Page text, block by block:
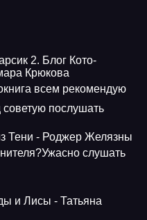
2. Блог Кото-
Крюкова
всем рекомендую
послушать
Тени - Роджер Желязны
слушать
и Лисы - Татьяна